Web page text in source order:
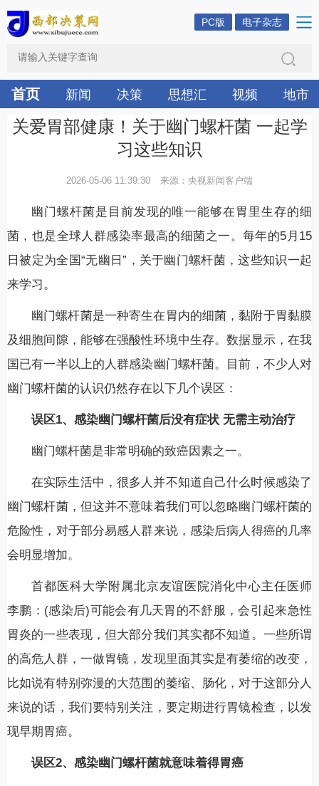
PC版 电子杂志
首页 新闻 决策 思想汇 视频 地市
关爱胃部健康！关于幽门螺杆菌 一起学
习这些知识
2026-05-06 11:39:30 来源：央视新闻客户端
幽门螺杆菌是目前发现的唯一能够在胃里生存的细
菌，也是全球人群感染率最高的细菌之一。每年的5月15
日被定为全国“无幽日”，关于幽门螺杆菌，这些知识一起
来学习。
幽门螺杆菌是一种寄生在胃内的细菌，黏附于胃黏膜
及细胞间隙，能够在强酸性环境中生存。数据显示，在我
国已有一半以上的人群感染幽门螺杆菌。目前，不少人对
幽门螺杆菌的认识仍然存在以下几个误区：
误区1、感染幽门螺杆菌后没有症状 无需主动治疗
幽门螺杆菌是非常明确的致癌因素之一。
在实际生活中，很多人并不知道自己什么时候感染了
幽门螺杆菌，但这并不意味着我们可以忽略幽门螺杆菌的
危险性，对于部分易感人群来说，感染后病人得癌的几率
会明显增加。
首都医科大学附属北京友谊医院消化中心主任医师
李鹏：(感染后)可能会有几天胃的不舒服，会引起来急性
胃炎的一些表现，但大部分我们其实都不知道。一些所谓
的高危人群，一做胃镜，发现里面其实是有萎缩的改变，
比如说有特别弥漫的大范围的萎缩、肠化，对于这部分人
来说的话，我们要特别关注，要定期进行胃镜检查，以发
现早期胃癌。
误区2、感染幽门螺杆菌就意味着得胃癌